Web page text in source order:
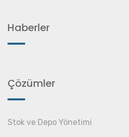
Haberler
Çözümler
Stok ve Depo Yönetimi